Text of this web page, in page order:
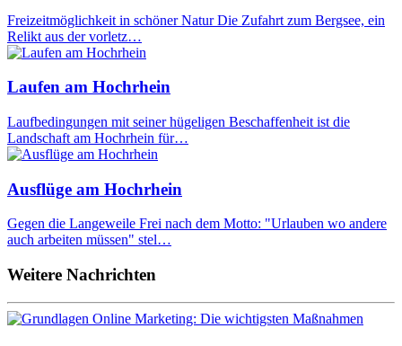
Freizeitmöglichkeit in schöner Natur Die Zufahrt zum Bergsee, ein
Relikt aus der vorletz…
Laufen am Hochrhein
Laufbedingungen mit seiner hügeligen Beschaffenheit ist die
Landschaft am Hochrhein für…
Ausflüge am Hochrhein
Gegen die Langeweile Frei nach dem Motto: "Urlauben wo andere
auch arbeiten müssen" stel…
Weitere Nachrichten